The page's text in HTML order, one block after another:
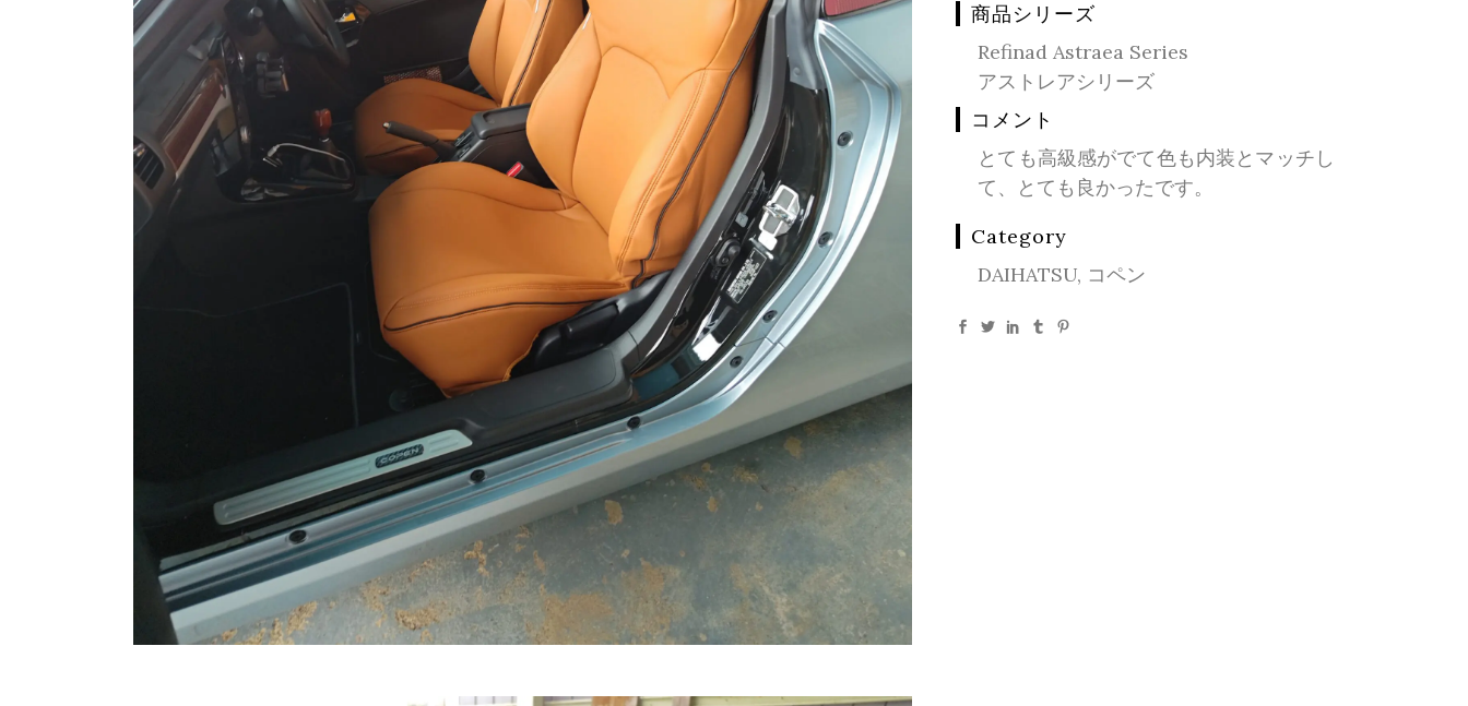
商品シリーズ
Refinad Astraea Series
アストレアシリーズ
コメント
とても高級感がでて色も内装とマッチし
て、とても良かったです。
Category
DAIHATSU, コペン